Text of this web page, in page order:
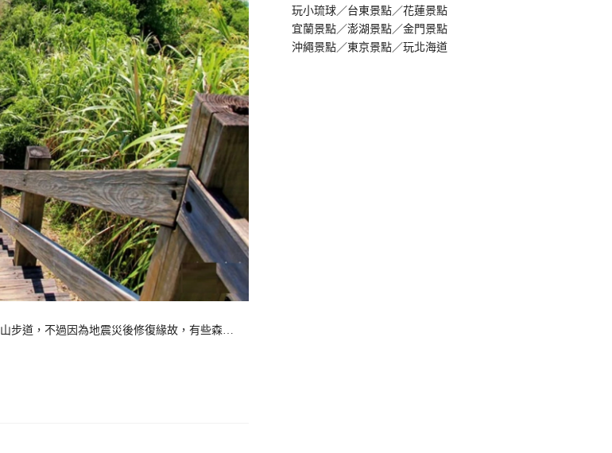
步道，不過因為地震災後修復緣故，有些森…
玩小琉球／台東景點／花蓮景點
宜蘭景點／澎湖景點／金門景點
沖繩景點／東京景點／玩北海道